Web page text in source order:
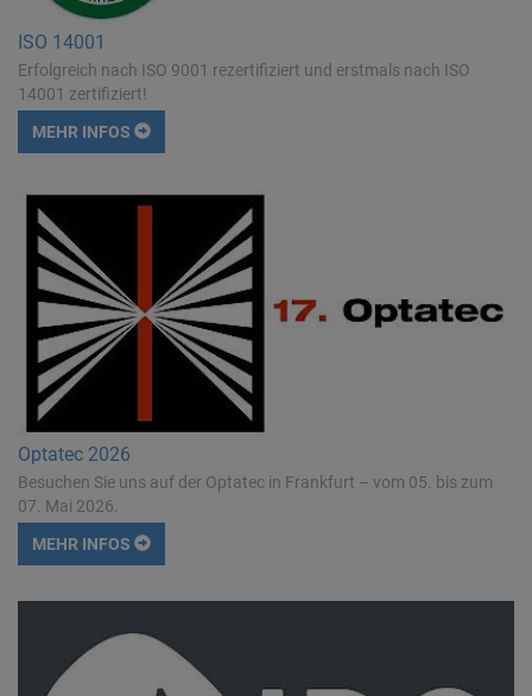
ISO 14001
Erfolgreich nach ISO 9001 rezertifiziert und erstmals nach ISO
14001 zertifiziert!
MEHR INFOS
Optatec 2026
Besuchen Sie uns auf der Optatec in Frankfurt – vom 05. bis zum
07. Mai 2026.
MEHR INFOS